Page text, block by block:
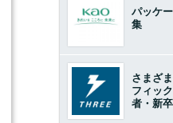
パッケ
集
さまざ
フィッ
者・新卒